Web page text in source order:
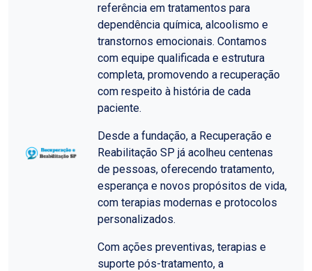
referência em tratamentos para
dependência química, alcoolismo e
transtornos emocionais. Contamos
com equipe qualificada e estrutura
completa, promovendo a recuperação
com respeito à história de cada
paciente.
Desde a fundação, a Recuperação e
Reabilitação SP já acolheu centenas
de pessoas, oferecendo tratamento,
esperança e novos propósitos de vida,
com terapias modernas e protocolos
personalizados.
Com ações preventivas, terapias e
suporte pós-tratamento, a